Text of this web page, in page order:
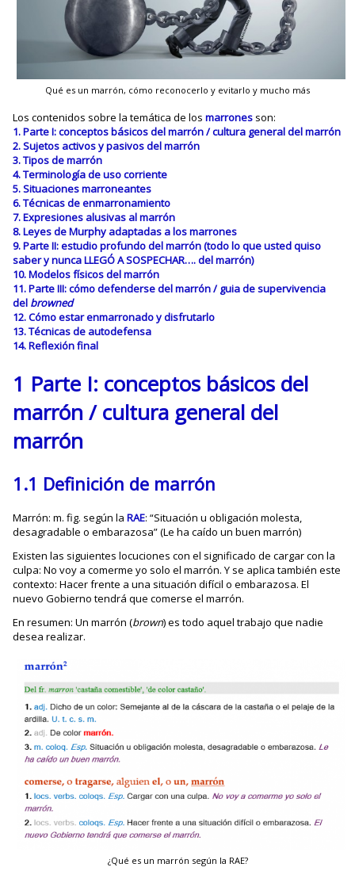
Qué es un marrón, cómo reconocerlo y evitarlo y mucho más
Los contenidos sobre la temática de losmarrones son:
1. Parte I: conceptos básicos del marrón / cultura general del marrón
2. Sujetos activos y pasivos del marrón
3. Tipos de marrón
4. Terminología de uso corriente
5. Situaciones marroneantes
6. Técnicas de enmarronamiento
7. Expresiones alusivas al marrón
8. Leyes de Murphy adaptadas a los marrones
9. Parte II: estudio profundo del marrón (todo lo que usted quiso
saber y nunca LLEGÓ A SOSPECHAR…. del marrón)
10. Modelos físicos del marrón
11. Parte III: cómo defenderse del marrón / guia de supervivencia
del browned
12. Cómo estar enmarronado y disfrutarlo
13. Técnicas de autodefensa
14. Reflexión final
1 Parte I: conceptos básicos del
marrón / cultura general del
marrón
1.1 Definición de marrón
Marrón: m. fig. según laRAE: “Situación u obligación molesta,
desagradable o embarazosa” (Le ha caído un buen marrón)
Existen las siguientes locuciones con el significado de cargar con la
culpa: No voy a comerme yo solo el marrón. Y se aplica también este
contexto: Hacer frente a una situación difícil o embarazosa. El
nuevo Gobierno tendrá que comerse el marrón.
En resumen: Un marrón (brown) es todo aquel trabajo que nadie
desea realizar.
¿Qué es un marrón según la RAE?